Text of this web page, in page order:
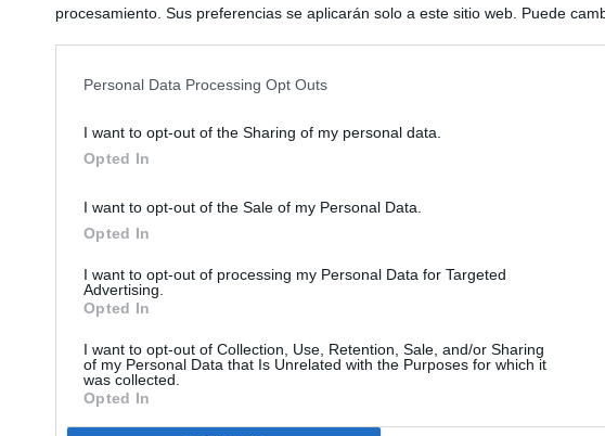
procesamiento. Sus preferencias se aplicarán solo a este sitio web. Puede
Personal Data Processing Opt Outs
I want to opt-out of the Sharing of my personal data.
Opted In
I want to opt-out of the Sale of my Personal Data.
Opted In
I want to opt-out of processing my Personal Data for Targeted
Advertising.
Opted In
I want to opt-out of Collection, Use, Retention, Sale, and/or Sharing
of my Personal Data that Is Unrelated with the Purposes for which it
was collected.
Opted In
de México